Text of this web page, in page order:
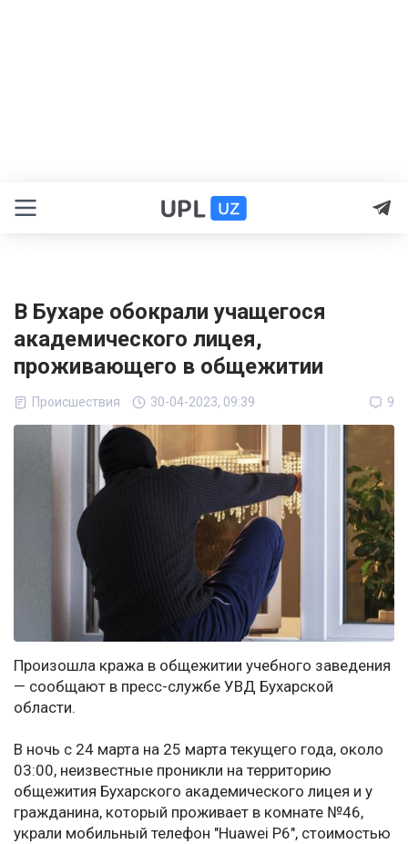
В Бухаре обокрали учащегося
академического лицея,
проживающего в общежитии
Происшествия 30-04-2023, 09:39 9
Произошла кража в общежитии учебного заведения
— сообщают в пресс-службе УВД Бухарской
области.
В ночь с 24 марта на 25 марта текущего года, около
03:00, неизвестные проникли на территорию
общежития Бухарского академического лицея и у
гражданина, который проживает в комнате №46,
украли мобильный телефон "Huawei P6", стоимостью